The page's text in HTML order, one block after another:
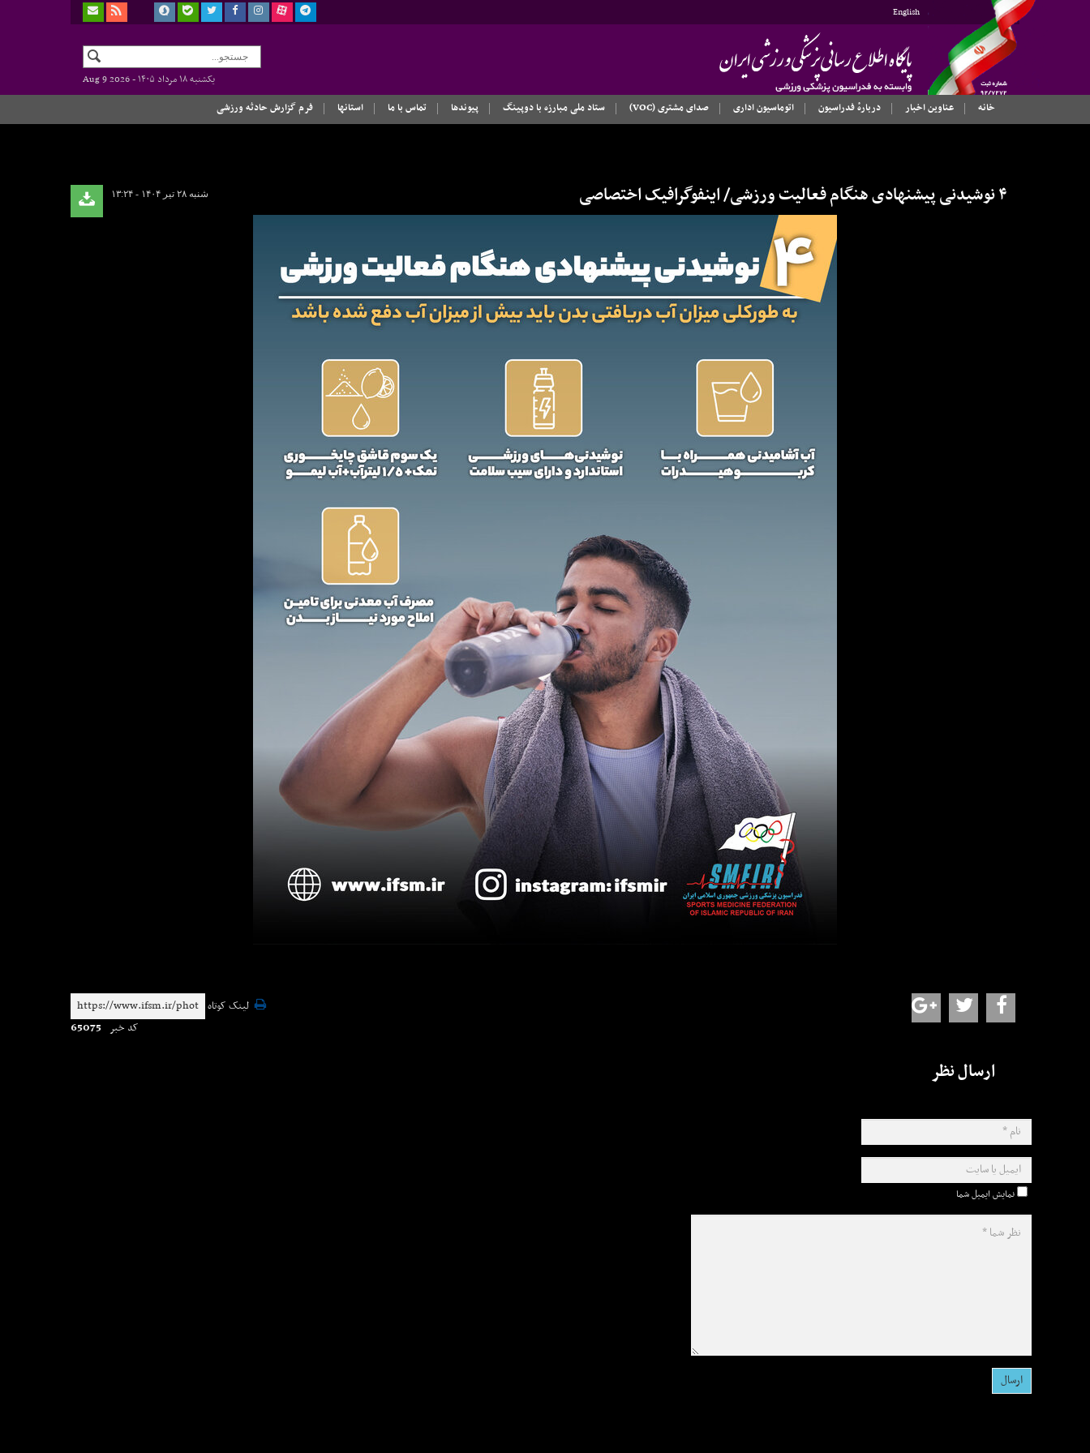
English
یکشنبه ۱۸ مرداد ۱۴۰۵ -
Aug 9 2026
خانه
عناوین اخبار دربارهٔ فدراسیون اتوماسیون اداری صدای مشتری (VOC) ستاد ملی مبارزه با دوپینگ پیوندها تماس با ما استانها فرم گزارش حادثه ورزشی
شنبه ۲۸ تیر ۱۴۰۴ - ۱۳:۲۴ ۴ نوشیدنی پیشنهادی هنگام فعالیت ورزشی/ اینفوگرافیک اختصاصی
لینک کوتاه
کد خبر 65075
ارسال نظر
نمایش ایمیل شما